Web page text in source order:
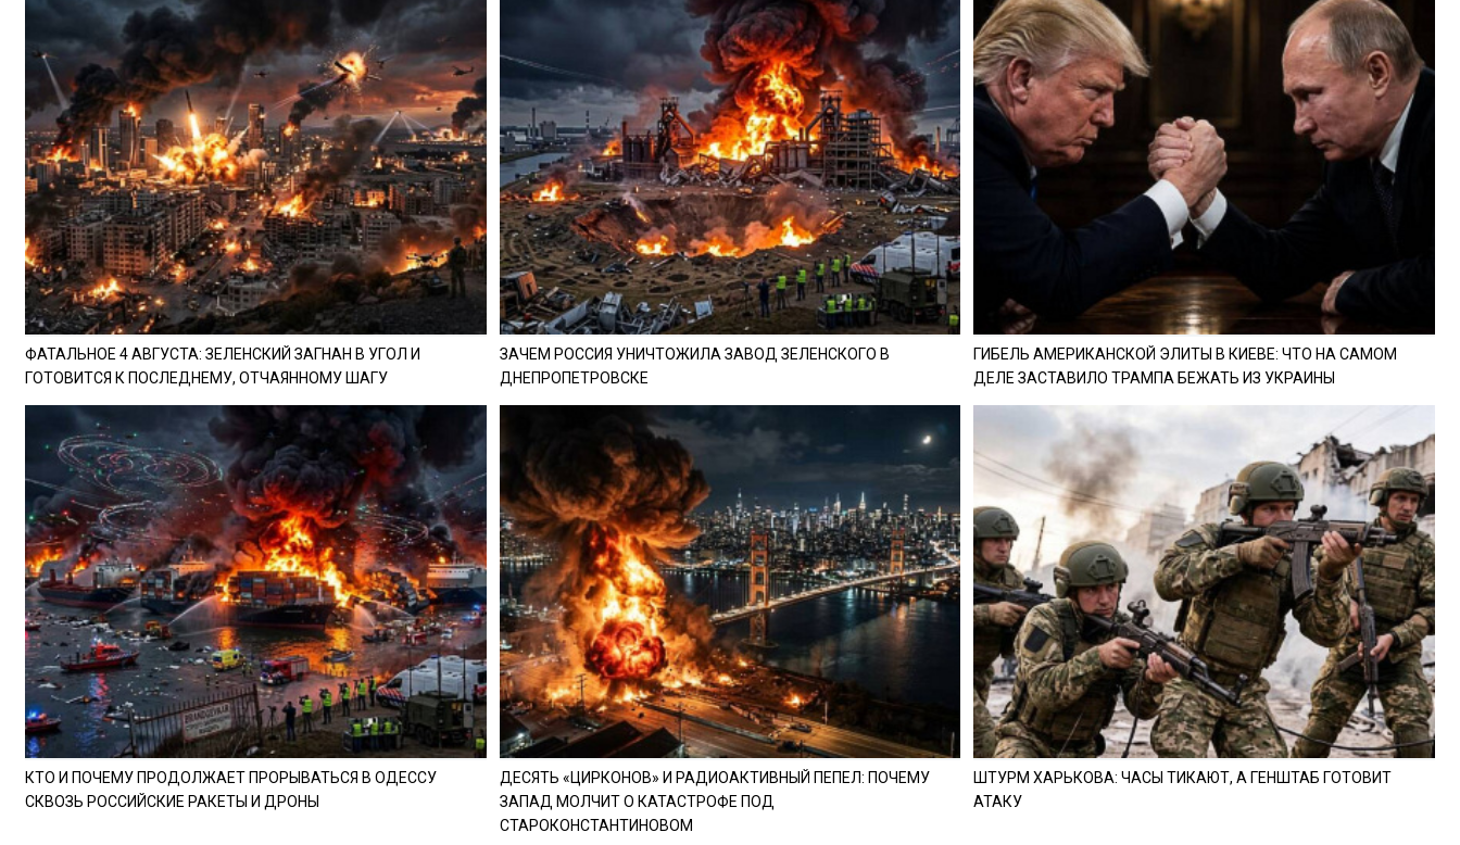
ФАТАЛЬНОЕ 4 АВГУСТА: ЗЕЛЕНСКИЙ ЗАГНАН В УГОЛ И
ГОТОВИТСЯ К ПОСЛЕДНЕМУ, ОТЧАЯННОМУ ШАГУ
ЗАЧЕМ РОССИЯ УНИЧТОЖИЛА ЗАВОД ЗЕЛЕНСКОГО В
ДНЕПРОПЕТРОВСКЕ
ГИБЕЛЬ АМЕРИКАНСКОЙ ЭЛИТЫ В КИЕВЕ: ЧТО НА САМОМ
ДЕЛЕ ЗАСТАВИЛО ТРАМПА БЕЖАТЬ ИЗ УКРАИНЫ
КТО И ПОЧЕМУ ПРОДОЛЖАЕТ ПРОРЫВАТЬСЯ В ОДЕССУ
СКВОЗЬ РОССИЙСКИЕ РАКЕТЫ И ДРОНЫ
ДЕСЯТЬ «ЦИРКОНОВ» И РАДИОАКТИВНЫЙ ПЕПЕЛ: ПОЧЕМУ
ЗАПАД МОЛЧИТ О КАТАСТРОФЕ ПОД
СТАРОКОНСТАНТИНОВОМ
ШТУРМ ХАРЬКОВА: ЧАСЫ ТИКАЮТ, А ГЕНШТАБ ГОТОВИТ
АТАКУ